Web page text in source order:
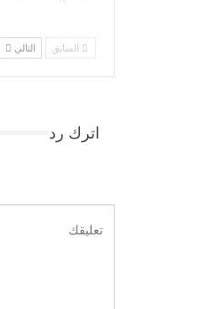
السابق التالي
اترك رد